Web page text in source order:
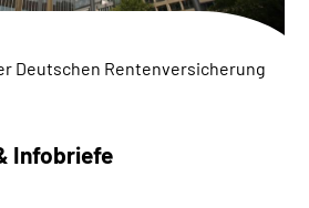
(DGS)
Mein Kundenportal
Deutschen Rentenversicherung
Infobriefe